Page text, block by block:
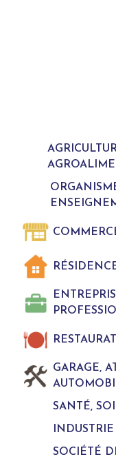
GARAGE,
SANTÉ,
SOCIÉTÉ